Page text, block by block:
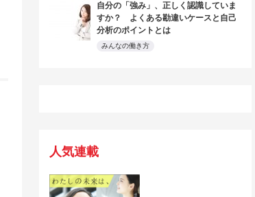
自分の「強み」、正しく認識していま
すか？ よくある勘違いケースと自己
分析のポイントとは
みんなの働き方
人気連載